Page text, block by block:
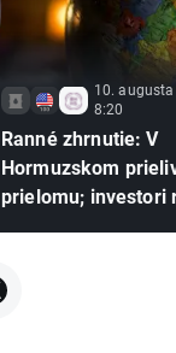
10.
8:20
Ranné zhrnutie: V
Hormuzskom
prielomu; investori